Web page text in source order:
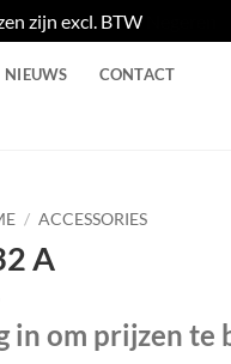
zijn excl. BTW
NIEUWS CONTACT
/ ACCESSORIES
A
in om prijzen te